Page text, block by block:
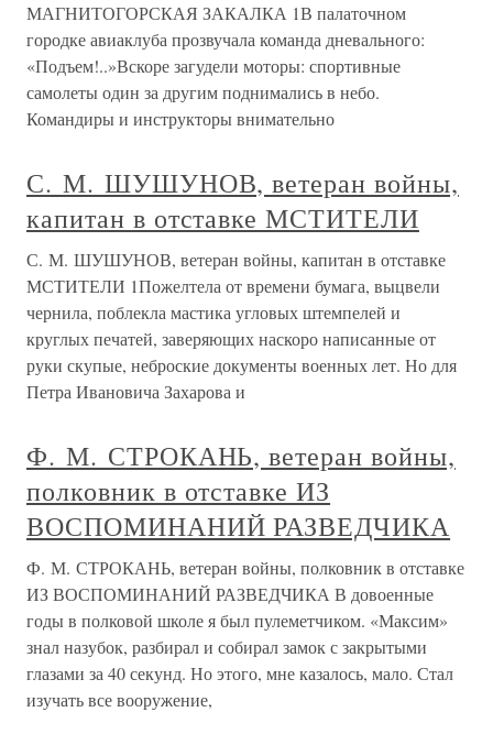
МАГНИТОГОРСКАЯ ЗАКАЛКА 1В палаточном
городке авиаклуба прозвучала команда дневального:
«Подъем!..»Вскоре загудели моторы: спортивные
самолеты один за другим поднимались в небо.
Командиры и инструкторы внимательно
С. М. ШУШУНОВ, ветеран войны,
капитан в отставке МСТИТЕЛИ
С. М. ШУШУНОВ, ветеран войны, капитан в отставке
МСТИТЕЛИ 1Пожелтела от времени бумага, выцвели
чернила, поблекла мастика угловых штемпелей и
круглых печатей, заверяющих наскоро написанные от
руки скупые, неброские документы военных лет. Но для
Петра Ивановича Захарова и
Ф. М. СТРОКАНЬ, ветеран войны,
полковник в отставке ИЗ
ВОСПОМИНАНИЙ РАЗВЕДЧИКА
Ф. М. СТРОКАНЬ, ветеран войны, полковник в отставке
ИЗ ВОСПОМИНАНИЙ РАЗВЕДЧИКА В довоенные
годы в полковой школе я был пулеметчиком. «Максим»
знал назубок, разбирал и собирал замок с закрытыми
глазами за 40 секунд. Но этого, мне казалось, мало. Стал
изучать все вооружение,